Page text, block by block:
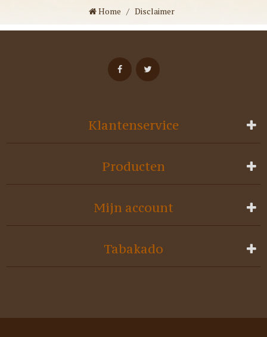
Home / Disclaimer
Klantenservice
Producten
Mijn account
Tabakado